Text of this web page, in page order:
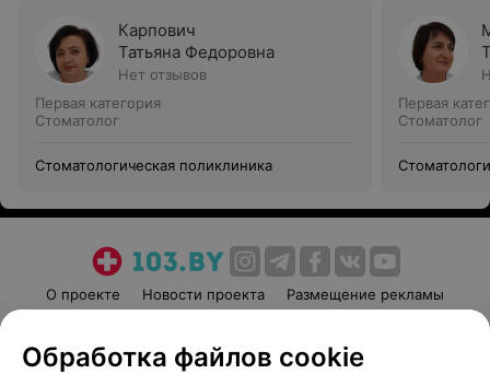
Карпович
Татьяна Федоровна
Нет отзывов
Первая категория
Стоматолог
Стоматологическая поликлиника
Первая
Стоматолог
О проекте Новости проекта
Размещение рекламы
Пользовательское соглашение
Способы оплаты
Обработка файлов cookie